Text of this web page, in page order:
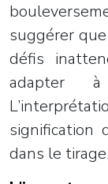
suggérer
défis
adapter
signification
dans le tirage.